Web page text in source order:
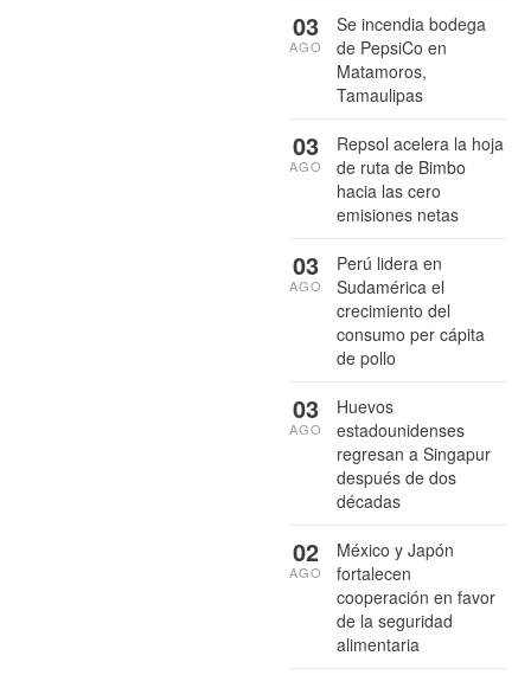
Se incendia bodega
de PepsiCo en
Matamoros,
Tamaulipas
03
AGO
Repsol acelera la hoja
de ruta de Bimbo
hacia las cero
emisiones netas
03
AGO
Perú lidera en
Sudamérica el
crecimiento del
consumo per cápita
de pollo
03
AGO
Huevos
estadounidenses
regresan a Singapur
después de dos
décadas
03
AGO
México y Japón
fortalecen
cooperación en favor
de la seguridad
alimentaria
02
AGO